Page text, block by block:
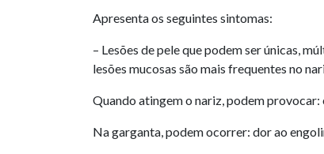
Apresenta os seguintes sintomas:
– Lesões de pele que podem ser únicas,
lesões mucosas são mais frequentes no
Quando atingem o nariz, podem
Na garganta, podem ocorrer: dor ao